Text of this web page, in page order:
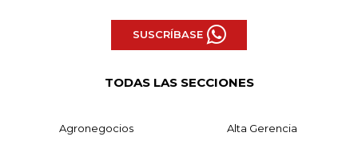
SUSCRÍBASE
TODAS LAS SECCIONES
Agronegocios Alta Gerencia